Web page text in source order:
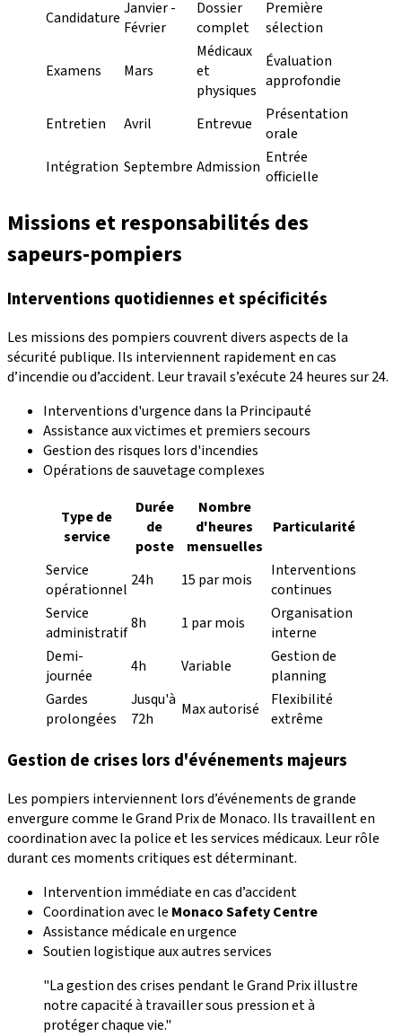
Candidature Janvier -
Février
Dossier
complet
Première
sélection
Examens Mars
Médicaux
et
physiques
Évaluation
approfondie
Entretien Avril Entrevue
Présentation
orale
Intégration Septembre Admission Entrée
officielle
Missions et responsabilités des
sapeurs-pompiers
Interventions quotidiennes et spécificités
Les missions des pompiers couvrent divers aspects de la
sécurité publique. Ils interviennent rapidement en cas
d’incendie ou d’accident. Leur travail s’exécute 24 heures sur 24.
Interventions d'urgence dans la Principauté
Assistance aux victimes et premiers secours
Gestion des risques lors d'incendies
Opérations de sauvetage complexes
Type de
service
Durée
de
poste
Nombre
d'heures
mensuelles
Particularité
Service
opérationnel 24h 15 par mois
Interventions
continues
Service
administratif8h 1 par mois
Organisation
interne
Demi-
journée
4h Variable
Gestion de
planning
Gardes
prolongées
Jusqu'à
72h
Max autorisé
Flexibilité
extrême
Gestion de crises lors d'événements majeurs
Les pompiers interviennent lors d’événements de grande
envergure comme le Grand Prix de Monaco. Ils travaillent en
coordination avec la police et les services médicaux. Leur rôle
durant ces moments critiques est déterminant.
Intervention immédiate en cas d’accident
Coordination avec le Monaco Safety Centre
Assistance médicale en urgence
Soutien logistique aux autres services
"La gestion des crises pendant le Grand Prix illustre
notre capacité à travailler sous pression et à
protéger chaque vie."